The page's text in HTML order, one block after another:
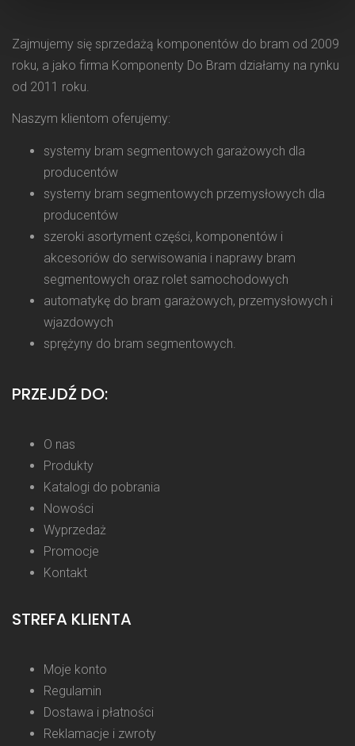
Zajmujemy się sprzedażą komponentów do bram od 2009
roku, a jako firma Komponenty Do Bram działamy na rynku
od 2011 roku.
Naszym klientom oferujemy:
systemy bram segmentowych garażowych dla
producentów
systemy bram segmentowych przemysłowych dla
producentów
szeroki asortyment części, komponentów i
akcesoriów do serwisowania i naprawy bram
segmentowych oraz rolet samochodowych
automatykę do bram garażowych, przemysłowych i
wjazdowych
sprężyny do bram segmentowych.
PRZEJDŹ DO:
O nas
Produkty
Katalogi do pobrania
Nowości
Wyprzedaż
Promocje
Kontakt
STREFA KLIENTA
Moje konto
Regulamin
Dostawa i płatności
Reklamacje i zwroty